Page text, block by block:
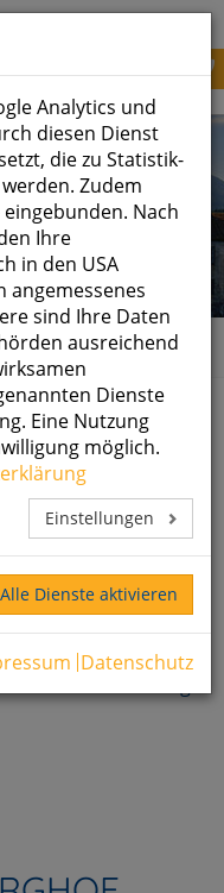
Home
tägiger Aufenthalt
Analytics und
diesen Dienst
die zu Statistik-
Zudem
Nach
Ihre
in den USA
angemessenes
sind Ihre Daten
ausreichend
Dienste
Eine Nutzung
möglich.
Einstellungen
Alle Dienste aktivieren
Datenschutz